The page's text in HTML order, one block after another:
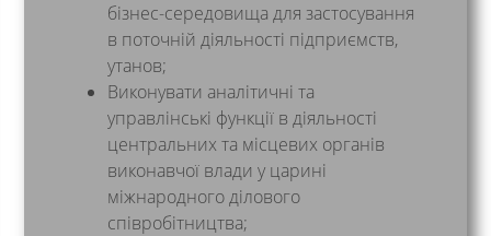
бізнес-середовища для застосування
в поточній діяльності підприємств,
утанов;
Виконувати аналітичні та
управлінські функції в діяльності
центральних та місцевих органів
виконавчої влади у царині
міжнародного ділового
співробітництва;